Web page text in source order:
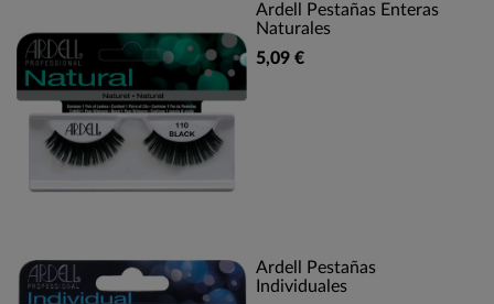
Ardell Pestañas Enteras
Naturales
5,09 €
Ardell Pestañas
Individuales